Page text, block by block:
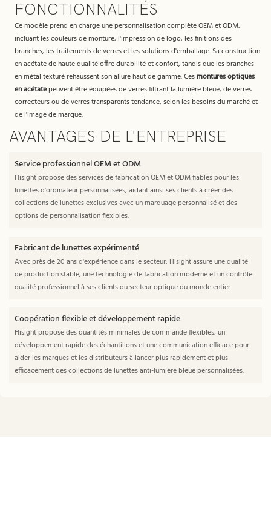
FONCTIONNALITÉS
Ce modèle prend en charge une personnalisation complète OEM et ODM,
incluant les couleurs de monture, l'impression de logo, les finitions des
branches, les traitements de verres et les solutions d'emballage. Sa construction
en acétate de haute qualité offre durabilité et confort, tandis que les branches
en métal texturé rehaussent son allure haut de gamme. Cesmontures optiques
en acétatepeuvent être équipées de verres filtrant la lumière bleue, de verres
correcteurs ou de verres transparents tendance, selon les besoins du marché et
de l'image de marque.
AVANTAGES DE L'ENTREPRISE
Service professionnel OEM et ODM
Hisight propose des services de fabrication OEM et ODM fiables pour les
lunettes d'ordinateur personnalisées, aidant ainsi ses clients à créer des
collections de lunettes exclusives avec un marquage personnalisé et des
options de personnalisation flexibles.
Fabricant de lunettes expérimenté
Avec près de 20 ans d'expérience dans le secteur, Hisight assure une qualité
de production stable, une technologie de fabrication moderne et un contrôle
qualité professionnel à ses clients du secteur optique du monde entier.
Coopération flexible et développement rapide
Hisight propose des quantités minimales de commande flexibles, un
développement rapide des échantillons et une communication efficace pour
aider les marques et les distributeurs à lancer plus rapidement et plus
efficacement des collections de lunettes anti-lumière bleue personnalisées.